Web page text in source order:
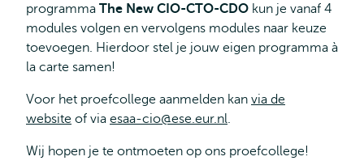
programma The New CIO-CTO-CDO kun je vanaf 4
modules volgen en vervolgens modules naar keuze
toevoegen. Hierdoor stel je jouw eigen programma à
la carte samen!
Voor het proefcollege aanmelden kan via de
website of via esaa-cio@ese.eur.nl.
Wij hopen je te ontmoeten op ons proefcollege!